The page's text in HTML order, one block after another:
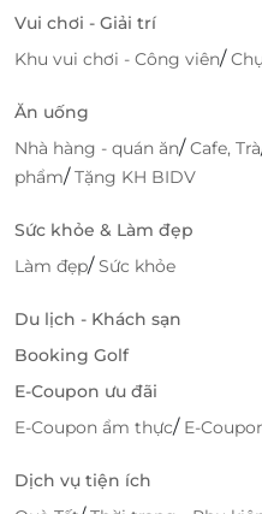
Ưu đãi nghỉ
LifeLink
Đặt phòng qua
phòng du lịch chuyên
Vui chơi - Giải trí
Khu vui chơi - Công viên/
Ăn uống
Nhà hàng - quán ăn/Cafe, Trà
phẩm/Tặng KH BIDV
Sức khỏe & Làm đẹp
Làm đẹp/Sức khỏe
Du lịch - Khách sạn
Booking Golf
E-Coupon ưu đãi
E-Coupon ẩm thực/ E-
Dịch vụ tiện ích